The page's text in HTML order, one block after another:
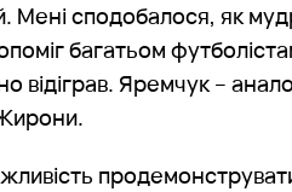
Мені сподобалося, як
багатьом
відіграв. Яремчук –